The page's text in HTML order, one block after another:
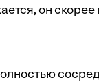
он